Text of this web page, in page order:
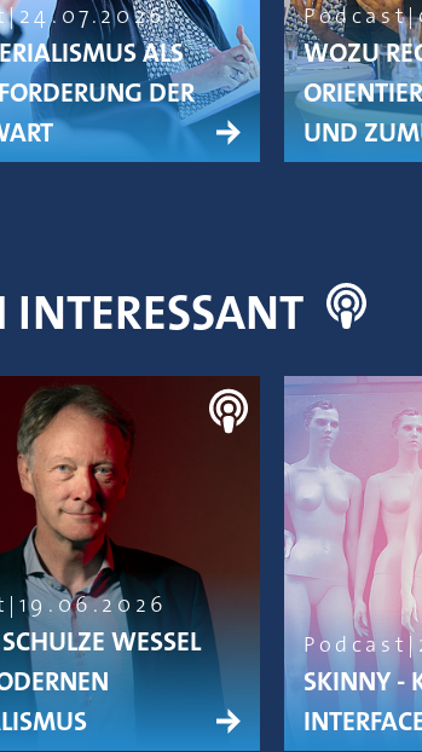
24.07.2026
ALS
DER
Podcast
WOZU
UND
19.06.2026
WESSEL
Podcast
SKINNY -